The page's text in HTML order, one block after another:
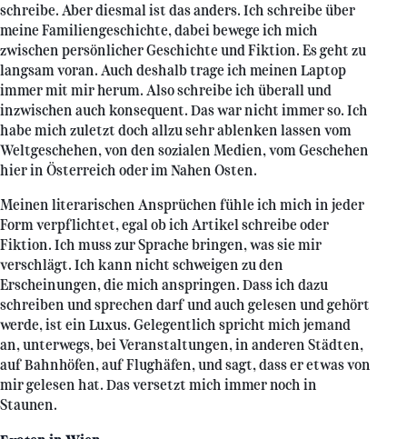
schreibe. Aber diesmal ist das anders. Ich schreibe über
meine Familiengeschichte, dabei bewege ich mich
zwischen persönlicher Geschichte und Fiktion. Es geht zu
langsam voran. Auch deshalb trage ich meinen Laptop
immer mit mir herum. Also schreibe ich überall und
inzwischen auch konsequent. Das war nicht immer so. Ich
habe mich zuletzt doch allzu sehr ablenken lassen vom
Weltgeschehen, von den sozialen Medien, vom Geschehen
hier in Österreich oder im Nahen Osten.
Meinen literarischen Ansprüchen fühle ich mich in jeder
Form verpflichtet, egal ob ich Artikel schreibe oder
Fiktion. Ich muss zur Sprache bringen, was sie mir
verschlägt. Ich kann nicht schweigen zu den
Erscheinungen, die mich anspringen. Dass ich dazu
schreiben und sprechen darf und auch gelesen und gehört
werde, ist ein Luxus. Gelegentlich spricht mich jemand
an, unterwegs, bei Veranstaltungen, in anderen Städten,
auf Bahnhöfen, auf Flughäfen, und sagt, dass er etwas von
mir gelesen hat. Das versetzt mich immer noch in
Staunen.